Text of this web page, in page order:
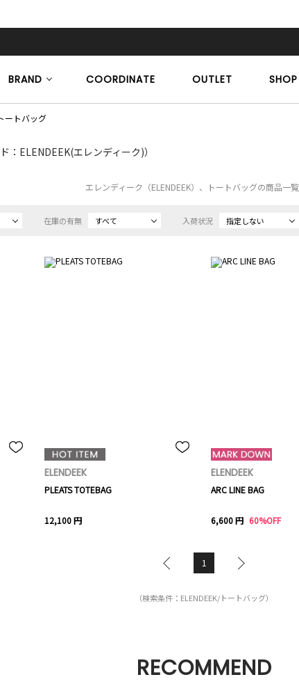
BRAND COORDINATE OUTLET
ートバッグ
ド：ELENDEEK(エレンディーク)）
エレンディーク（ELENDEEK）、トートバッグの商品一覧
在庫の有無 すべて 入荷状況 指定しない
ELENDEEK
PLEATS TOTEBAG
12,100 円
ELENDEEK
ARC LINE BAG
6,600 円 60%OFF
1
（検索条件：ELENDEEK/トートバッグ）
RECOMMEND